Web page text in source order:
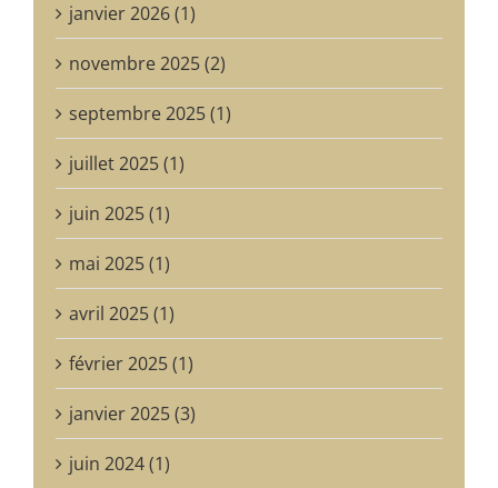
janvier 2026 (1)
novembre 2025 (2)
septembre 2025 (1)
juillet 2025 (1)
juin 2025 (1)
mai 2025 (1)
avril 2025 (1)
février 2025 (1)
janvier 2025 (3)
juin 2024 (1)